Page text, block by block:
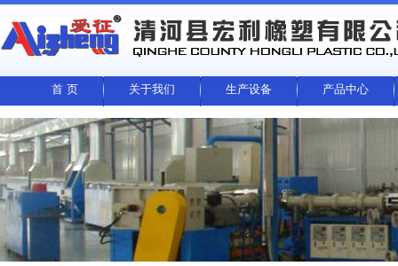
首 页 关于我们 生产设备 产品中心